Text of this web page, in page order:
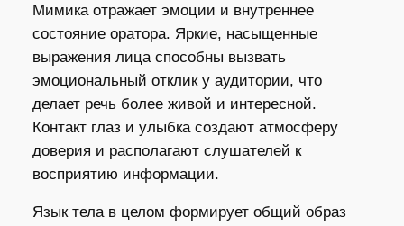
Мимика отражает эмоции и внутреннее
состояние оратора. Яркие, насыщенные
выражения лица способны вызвать
эмоциональный отклик у аудитории, что
делает речь более живой и интересной.
Контакт глаз и улыбка создают атмосферу
доверия и располагают слушателей к
восприятию информации.
Язык тела в целом формирует общий образ